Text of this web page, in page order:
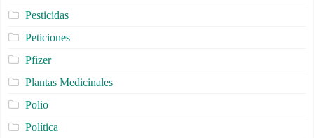
Pesticidas
Peticiones
Pfizer
Plantas Medicinales
Polio
Política